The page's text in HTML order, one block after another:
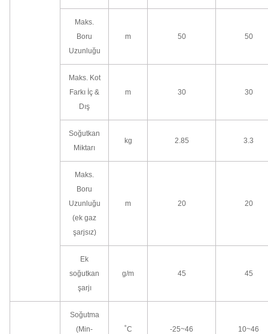
Maks.
Boru
Uzunluğu
m 50 50
Maks. Kot
Farkı İç &
Dış
m 30 30
Soğutkan
Miktarı
kg 2.85 3.3
Maks.
Boru
Uzunluğu
(ek gaz
şarjsız)
m 20 20
Ek
soğutkan
şarjı
g/m 45 45
Soğutma
(Min-
˚C -25~46 10~46